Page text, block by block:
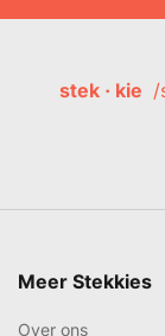
stek · kie /
Meer Stekkies
Over ons